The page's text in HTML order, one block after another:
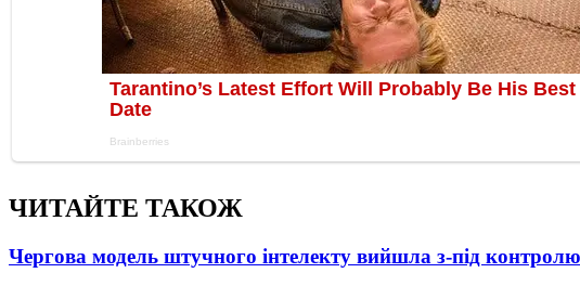
ЧИТАЙТЕ ТАКОЖ
Чергова модель штучного інтелекту вийшла з-під контролю